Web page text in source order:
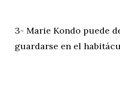
3- Marie Kondo puede
guardarse en el